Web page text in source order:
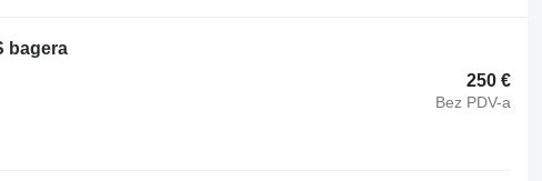
bagera
250 €
Bez PDV-a